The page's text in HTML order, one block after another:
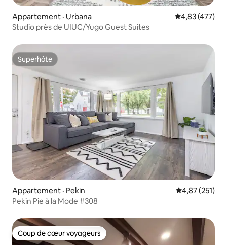
Appartement · Urbana Note
4,83 (477)
Studio près de UIUC/Yugo Guest Suites
Superhôte
Superhôte
Appartement · Pekin Note
4,87 (251)
Pekin Pie à la Mode #308
Coup de cœur voyageurs
Coup de cœur voyageurs